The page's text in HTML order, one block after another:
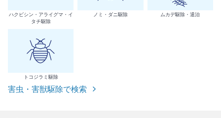
ハクビシン・アライグマ・イ
タチ駆除
ノミ・ダニ駆除 ムカデ駆除・退治
トコジラミ駆除
害虫・害獣駆除で検索